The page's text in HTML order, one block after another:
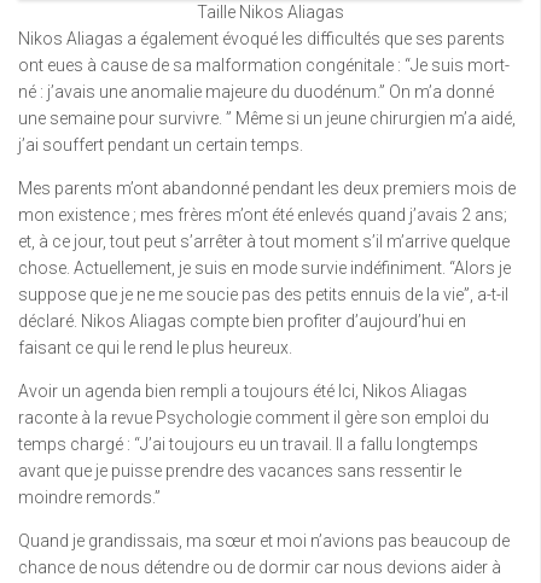
Taille Nikos Aliagas
Nikos Aliagas a également évoqué les difficultés que ses parents
ont eues à cause de sa malformation congénitale : “Je suis mort-
né : j’avais une anomalie majeure du duodénum.” On m’a donné
une semaine pour survivre. ” Même si un jeune chirurgien m’a aidé,
j’ai souffert pendant un certain temps.
Mes parents m’ont abandonné pendant les deux premiers mois de
mon existence ; mes frères m’ont été enlevés quand j’avais 2 ans;
et, à ce jour, tout peut s’arrêter à tout moment s’il m’arrive quelque
chose. Actuellement, je suis en mode survie indéfiniment. “Alors je
suppose que je ne me soucie pas des petits ennuis de la vie”, a-t-il
déclaré. Nikos Aliagas compte bien profiter d’aujourd’hui en
faisant ce qui le rend le plus heureux.
Avoir un agenda bien rempli a toujours été Ici, Nikos Aliagas
raconte à la revue Psychologie comment il gère son emploi du
temps chargé : “J’ai toujours eu un travail. Il a fallu longtemps
avant que je puisse prendre des vacances sans ressentir le
moindre remords.”
Quand je grandissais, ma sœur et moi n’avions pas beaucoup de
chance de nous détendre ou de dormir car nous devions aider à